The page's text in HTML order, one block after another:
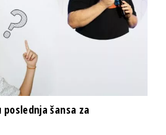
poslednja šansa za